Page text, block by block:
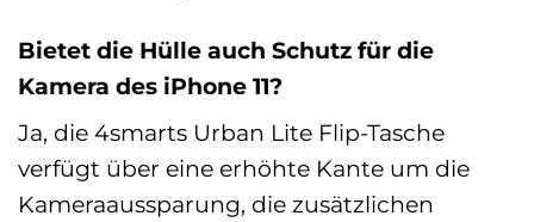
Bietet die Hülle auch Schutz für die
Kamera des iPhone 11?
Ja, die 4smarts Urban Lite Flip-Tasche
verfügt über eine erhöhte Kante um die
Kameraaussparung, die zusätzlichen